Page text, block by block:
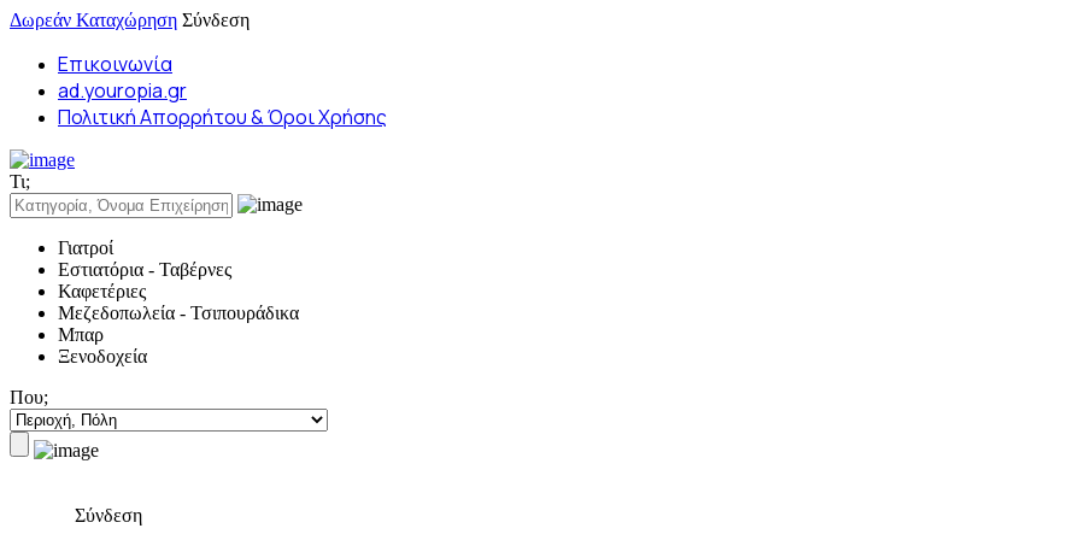
Δωρεάν Καταχώρηση Σύνδεση
Επικοινωνία
ad.youropia.gr
Πολιτική Απορρήτου & Όροι Χρήσης
Τι;
Γιατροί
Εστιατόρια - Ταβέρνες
Καφετέριες
Μεζεδοπωλεία - Τσιπουράδικα
Μπαρ
Ξενοδοχεία
Που;
Σύνδεση